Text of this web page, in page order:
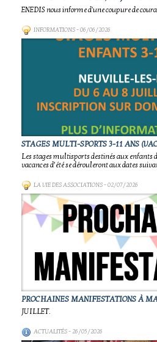
ENEDIS nous informe d'une coupure de
INFORMATIONS- 06/06/2026
STAGES MULTI-SPORTS 3-11 ANS
Les stages multisports destinés aux enfants
vacances d’été se dérouleront aux dates
LA VIE DES ASSOCIATIONS- 02/07/2026
PROCHAINES MANIFESTATIONS À
JUILLET.
ACTUALITÉS- 26/05/2026